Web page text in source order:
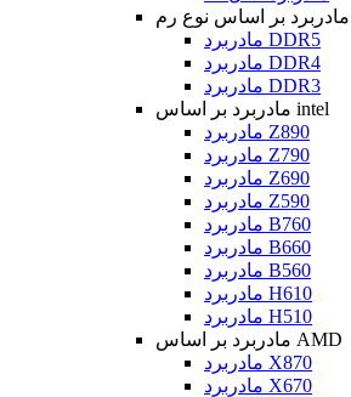
مادربرد بر اساس نوع رم
مادربرد DDR5
مادربرد DDR4
مادربرد DDR3
مادربرد بر اساس intel
مادربرد Z890
مادربرد Z790
مادربرد Z690
مادربرد Z590
مادربرد B760
مادربرد B660
مادربرد B560
مادربرد H610
مادربرد H510
مادربرد بر اساس AMD
مادربرد X870
مادربرد X670